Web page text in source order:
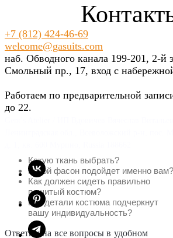
Какую ткань выбрать?
Какой фасон подойдет именно вам?
Как должен сидеть правильно
пошитый костюм?
Как детали костюма подчеркнут
вашу индивидуальность?
Ответим на все вопросы в удобном
+7 (812) 424-46-69
welcome@gasuits.com
наб. Обводного канала 199-201, 2-й
Смольный пр., 17, вход с
Работаем по предварительной
до 22.